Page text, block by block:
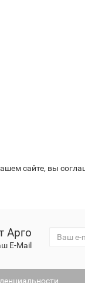
сайте, вы
Арго
E-Mail